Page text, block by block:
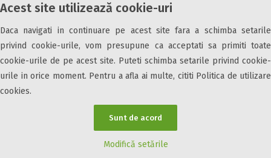
Acest site utilizează cookie-uri
Daca navigati in continuare pe acest site fara a schimba setarile
privind cookie-urile, vom presupune ca acceptati sa primiti toate
cookie-urile de pe acest site. Puteti schimba setarile privind cookie-
urile in orice moment. Pentru a afla ai multe, cititi Politica de utilizare
cookies.
Sunt de acord
Modifică setările
Pensiune completa
Demipensiune
Mic dejun
Accepta animale
Accepta voucher vacanta
Acces persoane cu dizabilități
Obiective turistice Informații utile Parteneri Cazare7 Harta Cazare7